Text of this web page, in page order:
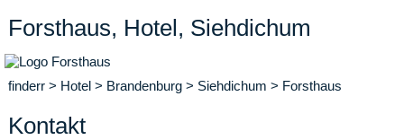
Forsthaus, Hotel, Siehdichum
finderr > Hotel > Brandenburg > Siehdichum > Forsthaus
Kontakt